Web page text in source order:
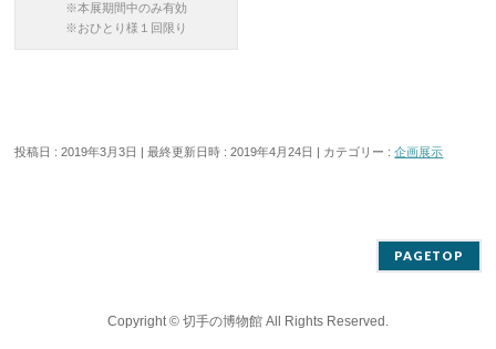
※本展期間中のみ有効
※おひとり様１回限り
投稿日 : 2019年3月3日 最終更新日時 : 2019年4月24日 カテゴリー :企画展示
PAGETOP
Copyright © 切手の博物館All Rights Reserved.